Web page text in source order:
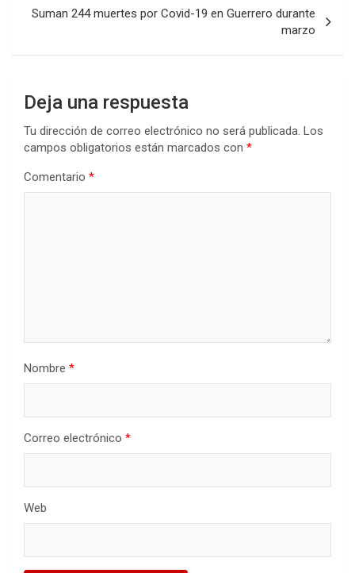
Suman 244 muertes por Covid-19 en Guerrero durante
marzo
Deja una respuesta
Tu dirección de correo electrónico no será publicada. Los
campos obligatorios están marcados con *
Comentario *
Nombre *
Correo electrónico *
Web